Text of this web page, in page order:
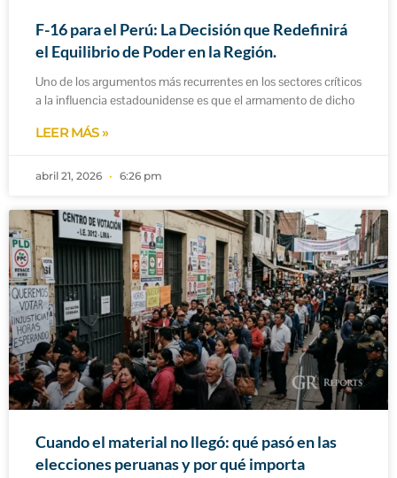
F-16 para el Perú: La Decisión que Redefinirá
el Equilibrio de Poder en la Región.
Uno de los argumentos más recurrentes en los sectores críticos
a la influencia estadounidense es que el armamento de dicho
LEER MÁS »
abril 21, 2026 6:26 pm
Cuando el material no llegó: qué pasó en las
elecciones peruanas y por qué importa